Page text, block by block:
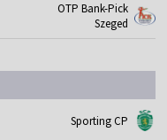
OTP Bank-Pick
Szeged
Sporting CP